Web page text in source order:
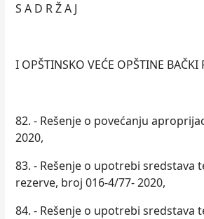
S A D R Ž A J
I OPŠTINSKO VEĆE OPŠTINE BAČKI
82. - Rešenje o povećanju
2020,
83. - Rešenje o upotrebi sredstava
rezerve, broj 016-4/77- 2020,
84. - Rešenje o upotrebi sredstava